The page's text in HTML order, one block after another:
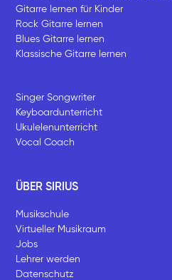
Gitarre lernen für Kinder
Rock Gitarre lernen
Blues Gitarre lernen
Klassische Gitarre lernen
Singer Songwriter
Keyboardunterricht
Ukulelenunterricht
Vocal Coach
ÜBER SIRIUS
Musikschule
Virtueller Musikraum
Jobs
Lehrer werden
Datenschutz